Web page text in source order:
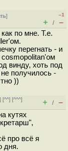
]
–1
+ / –
по мне. Т.е.
перегнать - и
винду, хоть под
получилось -
))
] [^^] [^^^]
+ / –
кутях
про всё я
дня.